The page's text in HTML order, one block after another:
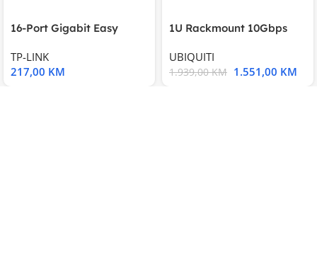
16-Port Gigabit Easy
TP-LINK
217,00 KM
1U Rackmount 10Gbps
UBIQUITI
1.939,00KM 1.551,00 KM